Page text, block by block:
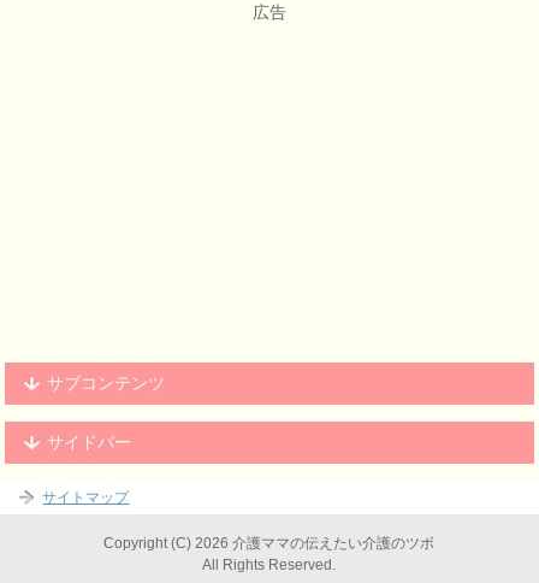
広告
サブコンテンツ
サイドバー
サイトマップ
Copyright (C) 2026 介護ママの伝えたい介護のツボ
All Rights Reserved.